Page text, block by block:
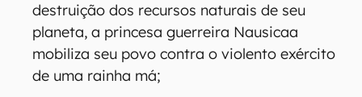
destruição dos recursos naturais de seu
planeta, a princesa guerreira Nausicaa
mobiliza seu povo contra o violento exército
de uma rainha má;